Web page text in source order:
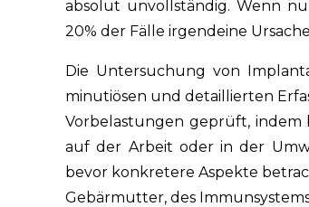
absolut unvollständig. Wenn
20% der Fälle irgendeine
Die Untersuchung von
minutiösen und detaillierten
Vorbelastungen geprüft, indem
auf der Arbeit oder in der
bevor konkretere Aspekte
Gebärmutter, des